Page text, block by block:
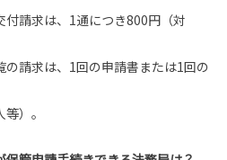
請求は、1通につき800円（対
請求は、1回の申請書または1回の
）。